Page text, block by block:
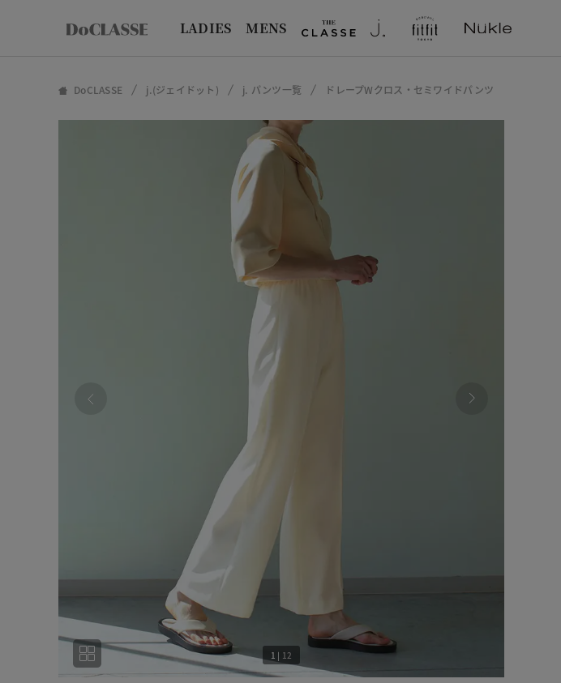
LADIES MENS
DoCLASSE j.(ジェイドット) j. パンツ一覧 ドレープWクロス・セミワイドパンツ
1 | 12